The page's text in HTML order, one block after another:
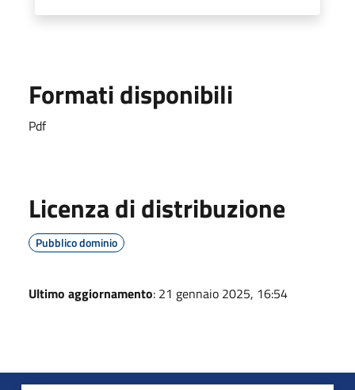
Formati disponibili
Pdf
Licenza di distribuzione
Pubblico dominio
Ultimo aggiornamento: 21 gennaio 2025, 16:54